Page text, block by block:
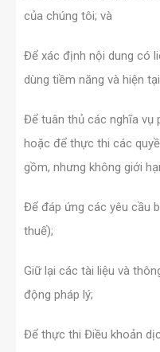
của chúng tôi; và
Để xác định nội dung có
dùng tiềm năng và hiện
Để tuân thủ các nghĩa vụ
hoặc để thực thi các
gồm, nhưng không giới
Để đáp ứng các yêu cầu
thuế);
Giữ lại các tài liệu và
động pháp lý;
Để thực thi Điều khoản